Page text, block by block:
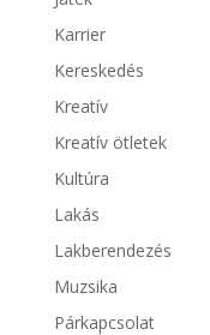
Karrier
Kereskedés
Kreatív
Kreatív ötletek
Kultúra
Lakás
Lakberendezés
Muzsika
Párkapcsolat